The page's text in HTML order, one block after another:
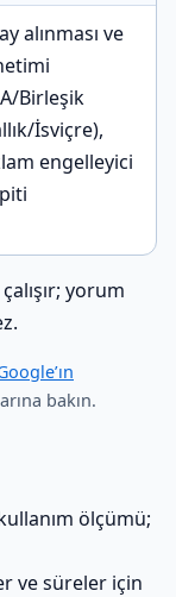
alınması ve
Birleşik
İsviçre),
engelleyici
yorum
bakın.
ölçümü;
ve süreler için